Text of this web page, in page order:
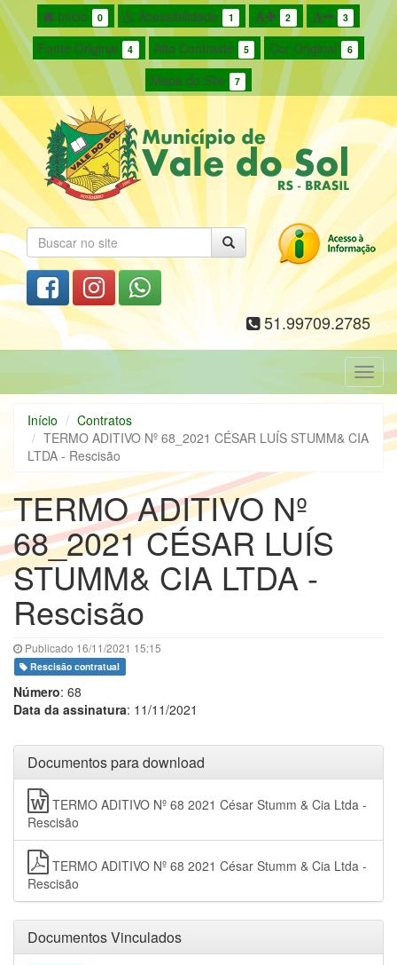
Início 0 Acessibilidade 1 2 3
Fonte Original 4 Alto Contraste 5 Cor Original 6
Mapa do Site 7
51.99709.2785
Início
Contratos
TERMO ADITIVO Nº 68_2021 CÉSAR LUÍS STUMM& CIA
LTDA - Rescisão
TERMO ADITIVO Nº
68_2021 CÉSAR LUÍS
STUMM& CIA LTDA -
Rescisão
Publicado 16/11/2021 15:15
Rescisão contratual
Número: 68
Data da assinatura: 11/11/2021
Documentos para download
TERMO ADITIVO Nº 68 2021 César Stumm & Cia Ltda -
Rescisão
TERMO ADITIVO Nº 68 2021 César Stumm & Cia Ltda -
Rescisão
Documentos Vinculados